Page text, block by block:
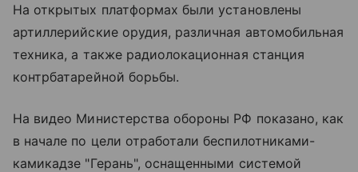
На открытых платформах были установлены
артиллерийские орудия, различная автомобильная
техника, а также радиолокационная станция
контрбатарейной борьбы.
На видео Министерства обороны РФ показано, как
в начале по цели отработали беспилотниками-
камикадзе "Герань", оснащенными системой